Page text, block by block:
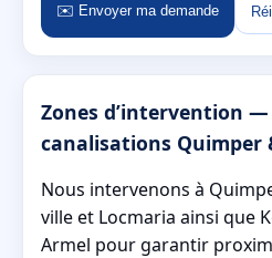
✉️ Envoyer ma demande
Zones d’intervention
canalisations Quimper
Nous intervenons à
ville et Locmaria ainsi que
Armel pour garantir